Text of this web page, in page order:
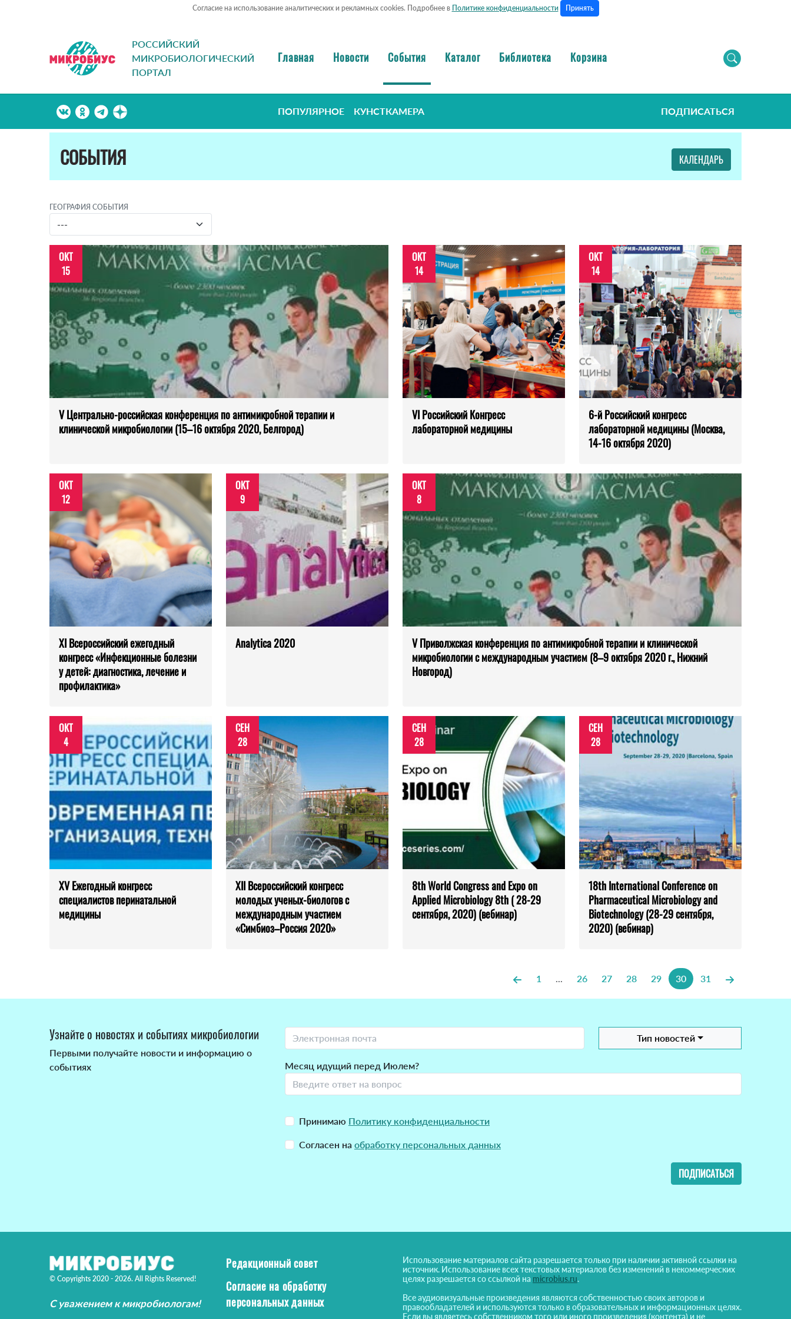
Согласие на использование аналитических и рекламных cookies. Подробнее в Политике конфиденциальности Принять
РОССИЙСКИЙ
МИКРОБИОЛОГИЧЕСКИЙ
ПОРТАЛ
Главная Новости События Каталог Библиотека Корзина
ПОПУЛЯРНОЕ КУНСТКАМЕРА ПОДПИСАТЬСЯ
СОБЫТИЯ КАЛЕНДАРЬ
ГЕОГРАФИЯ СОБЫТИЯ
ОКТ
15
V Центрально-российская конференция по антимикробной терапии и
клинической микробиологии (15–16 октября 2020, Белгород)
ОКТ
14
VI Российский Конгресс
лабораторной медицины
ОКТ
14
6-й Российский конгресс
лабораторной медицины (Москва,
14-16 октября 2020)
ОКТ
12
XI Всероссийский ежегодный
конгресс «Инфекционные болезни
у детей: диагностика, лечение и
профилактика»
ОКТ
9
Analytica 2020
ОКТ
8
V Приволжская конференция по антимикробной терапии и клинической
микробиологии с международным участием (8–9 октября 2020 г., Нижний
Новгород)
ОКТ
4
XV Ежегодный конгресс
специалистов перинатальной
медицины
СЕН
28
XII Всероссийский конгресс
молодых ученых-биологов с
международным участием
«Симбиоз–Россия 2020»
СЕН
28
8th World Congress and Expo on
Applied Microbiology 8th ( 28-29
сентября, 2020) (вебинар)
СЕН
28
18th International Conference on
Pharmaceutical Microbiology and
Biotechnology (28-29 сентября,
2020) (вебинар)
1 ... 26 27 28 29 30 31
Узнайте о новостях и событиях микробиологии
Первыми получайте новости и информацию о
событиях
Тип новостей
Месяц идущий перед Июлем?
Принимаю Политику конфиденциальности
Согласен на обработку персональных данных
ПОДПИСАТЬСЯ
© Copyrights 2020 - 2026. All Rights Reserved!
С уважением к микробиологам!
Редакционный совет
Согласие на обработку
персональных данных
Использование материалов сайта разрешается только при наличии активной ссылки на
источник. Использование всех текстовых материалов без изменений в некоммерческих
целях разрешается со ссылкой на microbius.ru.
Все аудиовизуальные произведения являются собственностью своих авторов и
правообладателей и используются только в образовательных и информационных целях.
Если вы являетесь собственником того или иного произведения (контента) и не